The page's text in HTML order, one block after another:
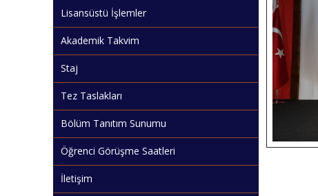
Lisansüstü İşlemler
Akademik Takvim
Staj
Tez Taslakları
Bölüm Tanıtım Sunumu
Öğrenci Görüşme Saatleri
İletişim